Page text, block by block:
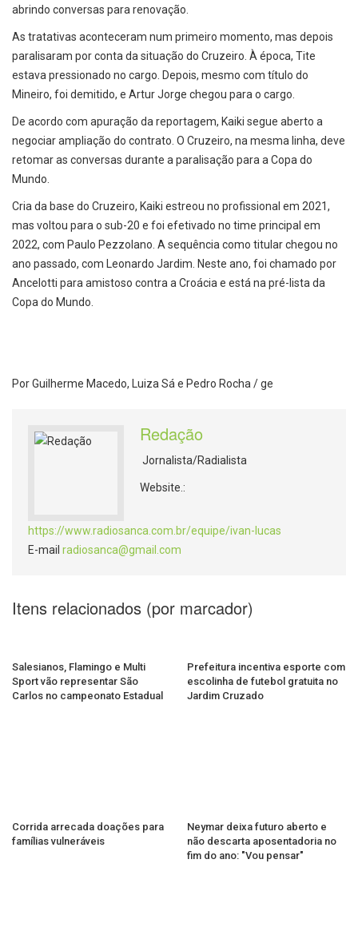
abrindo conversas para renovação.
As tratativas aconteceram num primeiro momento, mas depois
paralisaram por conta da situação do Cruzeiro. À época, Tite
estava pressionado no cargo. Depois, mesmo com título do
Mineiro, foi demitido, e Artur Jorge chegou para o cargo.
De acordo com apuração da reportagem, Kaiki segue aberto a
negociar ampliação do contrato. O Cruzeiro, na mesma linha, deve
retomar as conversas durante a paralisação para a Copa do
Mundo.
Cria da base do Cruzeiro, Kaiki estreou no profissional em 2021,
mas voltou para o sub-20 e foi efetivado no time principal em
2022, com Paulo Pezzolano. A sequência como titular chegou no
ano passado, com Leonardo Jardim. Neste ano, foi chamado por
Ancelotti para amistoso contra a Croácia e está na pré-lista da
Copa do Mundo.
Por Guilherme Macedo, Luiza Sá e Pedro Rocha / ge
Redação
Jornalista/Radialista
Website.:
https://www.radiosanca.com.br/equipe/ivan-lucas
E-mail radiosanca@gmail.com
Itens relacionados (por marcador)
Salesianos, Flamingo e Multi
Sport vão representar São
Carlos no campeonato Estadual
Prefeitura incentiva esporte com
escolinha de futebol gratuita no
Jardim Cruzado
Corrida arrecada doações para
famílias vulneráveis
Neymar deixa futuro aberto e
não descarta aposentadoria no
fim do ano: "Vou pensar"